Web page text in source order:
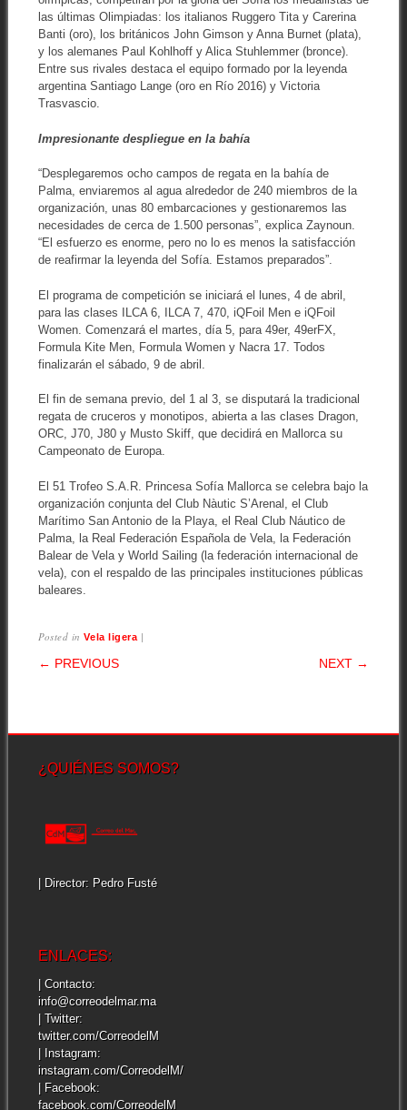
las últimas Olimpiadas: los italianos Ruggero Tita y Carerina
Banti (oro), los británicos John Gimson y Anna Burnet (plata),
y los alemanes Paul Kohlhoff y Alica Stuhlemmer (bronce).
Entre sus rivales destaca el equipo formado por la leyenda
argentina Santiago Lange (oro en Río 2016) y Victoria
Trasvascio.
Impresionante despliegue en la bahía
“Desplegaremos ocho campos de regata en la bahía de
Palma, enviaremos al agua alrededor de 240 miembros de la
organización, unas 80 embarcaciones y gestionaremos las
necesidades de cerca de 1.500 personas”, explica Zaynoun.
“El esfuerzo es enorme, pero no lo es menos la satisfacción
de reafirmar la leyenda del Sofía. Estamos preparados”.
El programa de competición se iniciará el lunes, 4 de abril,
para las clases ILCA 6, ILCA 7, 470, iQFoil Men e iQFoil
Women. Comenzará el martes, día 5, para 49er, 49erFX,
Formula Kite Men, Formula Women y Nacra 17. Todos
finalizarán el sábado, 9 de abril.
El fin de semana previo, del 1 al 3, se disputará la tradicional
regata de cruceros y monotipos, abierta a las clases Dragon,
ORC, J70, J80 y Musto Skiff, que decidirá en Mallorca su
Campeonato de Europa.
El 51 Trofeo S.A.R. Princesa Sofía Mallorca se celebra bajo la
organización conjunta del Club Nàutic S’Arenal, el Club
Marítimo San Antonio de la Playa, el Real Club Náutico de
Palma, la Real Federación Española de Vela, la Federación
Balear de Vela y World Sailing (la federación internacional de
vela), con el respaldo de las principales instituciones públicas
baleares.
Posted inVela ligera |
POST NAVIGATION
← PREVIOUS NEXT →
¿QUIÉNES SOMOS?
| Director: Pedro Fusté
ENLACES:
| Contacto:
info@correodelmar.ma
| Twitter:
twitter.com/CorreodelM
| Instagram:
instagram.com/CorreodelM/
| Facebook:
facebook.com/CorreodelM